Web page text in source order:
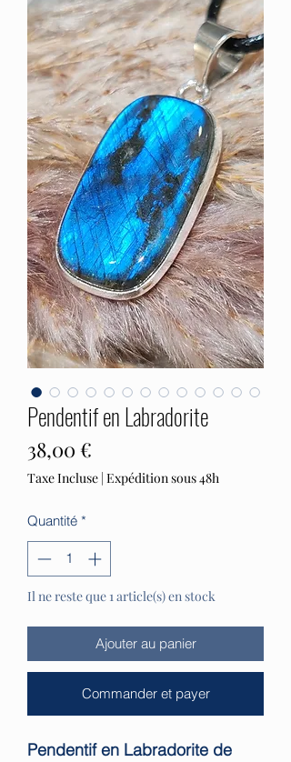
Pendentif en Labradorite
38,00 €
Taxe Incluse | Expédition sous 48h
Quantité *
Il ne reste que 1 article(s) en stock
Ajouter au panier
Commander et payer
Pendentif en Labradorite de